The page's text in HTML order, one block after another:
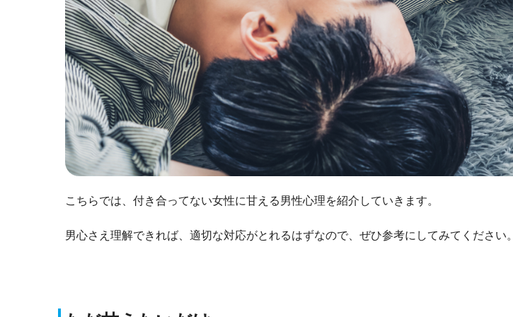
こちらでは、付き合ってない女性に甘える男性心理を紹介していきます。
男心さえ理解できれば、適切な対応がとれるはずなので、ぜひ参考にしてみてください。